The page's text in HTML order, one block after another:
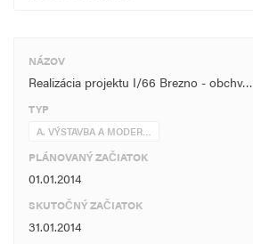
NÁZOV
Realizácia projektu I/66 Brezno - obchv…
TYP
A. VÝSTAVBA A MODER…
PLÁNOVANÝ ZAČIATOK
01.01.2014
SKUTOČNÝ ZAČIATOK
31.01.2014